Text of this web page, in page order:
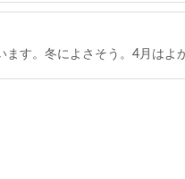
ます。冬によさそう。4月はよ